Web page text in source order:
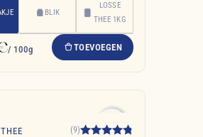
BLIK
LOSSE
THEE 1KG
/ 100g TOEVOEGEN
favorite_border
(9)